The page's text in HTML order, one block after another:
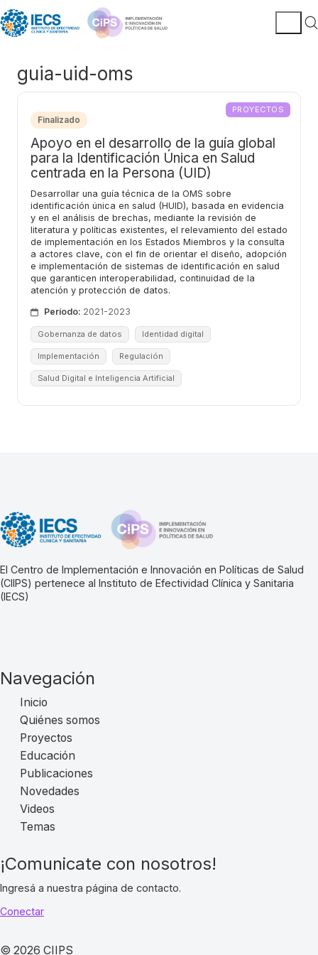
guia-uid-oms
PROYECTOS
Finalizado
Apoyo en el desarrollo de la guía global
para la Identificación Única en Salud
centrada en la Persona (UID)
Desarrollar una guía técnica de la OMS sobre
identificación única en salud (HUID), basada en evidencia
y en el análisis de brechas, mediante la revisión de
literatura y políticas existentes, el relevamiento del estado
de implementación en los Estados Miembros y la consulta
a actores clave, con el fin de orientar el diseño, adopción
e implementación de sistemas de identificación en salud
que garanticen interoperabilidad, continuidad de la
atención y protección de datos.
Período: 2021-2023
Gobernanza de datos Identidad digital
Implementación Regulación
Salud Digital e Inteligencia Artificial
El Centro de Implementación e Innovación en Políticas de Salud
(CIIPS) pertenece al Instituto de Efectividad Clínica y Sanitaria
(IECS)
Navegación
Inicio
Quiénes somos
Proyectos
Educación
Publicaciones
Novedades
Videos
Temas
¡Comunicate con nosotros!
Ingresá a nuestra página de contacto.
Conectar
© 2026 CIIPS